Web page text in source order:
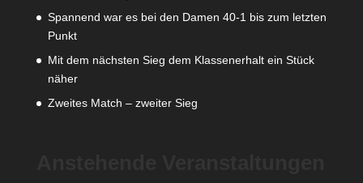
Spannend war es bei den Damen 40-1 bis zum letzten
Punkt
Mit dem nächsten Sieg dem Klassenerhalt ein Stück
näher
Zweites Match – zweiter Sieg